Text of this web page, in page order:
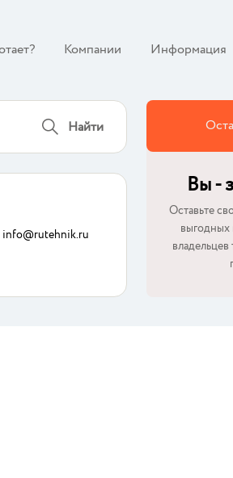
Компании Информация
Найти
info@rutehnik.ru
Вы -
Оставьте